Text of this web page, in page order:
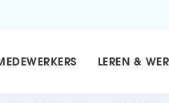
LEREN &